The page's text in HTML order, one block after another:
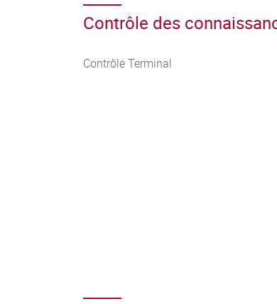
Contrôle des
Contrôle Terminal